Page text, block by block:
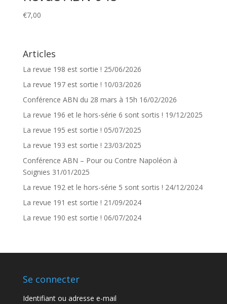
€7,00
Articles
La revue 198 est sortie ! 25/06/2026
La revue 197 est sortie ! 10/03/2026
Conférence ABN du 28 mars à 15h 16/02/2026
La revue 196 et le hors-série 6 sont sortis ! 19/12/2025
La revue 195 est sortie ! 05/07/2025
La revue 193 est sortie ! 23/03/2025
Conférence ABN – Pour ou Contre Napoléon à
Soignies 31/01/2025
La revue 192 et le hors-série 5 sont sortis ! 24/12/2024
La revue 191 est sortie ! 21/09/2024
La revue 190 est sortie ! 06/07/2024
Se connecter
Identifiant ou adresse e-mail